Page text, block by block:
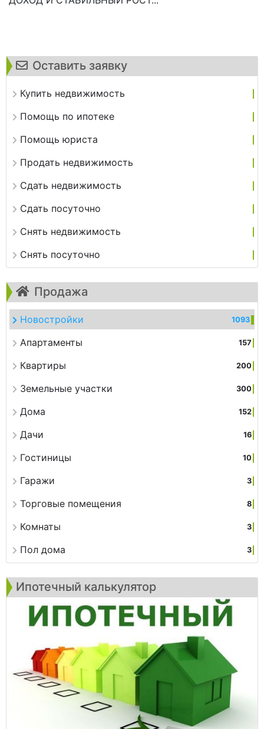
Оставить заявку
Купить недвижимость
Помощь по ипотеке
Помощь юриста
Продать недвижимость
Сдать недвижимость
Сдать посуточно
Снять недвижимость
Снять посуточно
Продажа
Новостройки 1093
Апартаменты 157
Квартиры 200
Земельные участки 300
Дома 152
Дачи 16
Гостиницы 10
Гаражи 3
Торговые помещения 8
Комнаты 3
Пол дома 3
Ипотечный калькулятор